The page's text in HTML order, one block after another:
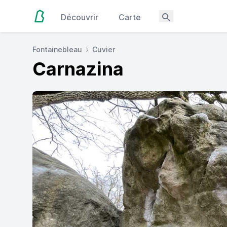
Découvrir Carte
Fontainebleau Cuvier
Carnazina